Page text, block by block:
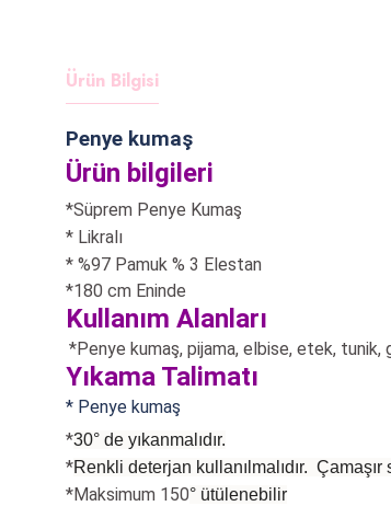
Ürün Bilgisi
Penye kumaş
Ürün bilgileri
*Süprem Penye Kumaş
* Likralı
* %97 Pamuk % 3 Elestan
*180 cm Eninde
Kullanım Alanları
*Penye kumaş, pijama, elbise, etek, tunik,
Yıkama Talimatı
* Penye kumaş
*30° de yıkanmalıdır.
*Renkli deterjan kullanılmalıdır. Çamaşır
*Maksimum 150° ütülenebilir